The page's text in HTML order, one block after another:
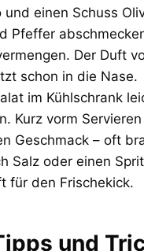
und einen Schuss
Pfeffer
Der Duft
schon in die Nase.
im Kühlschrank
Kurz vorm
Geschmack – oft
Salz oder einen
für den Frischekick.
und